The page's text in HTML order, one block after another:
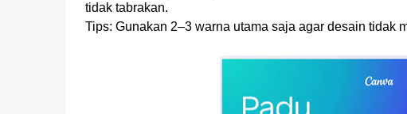
tidak tabrakan.
Tips: Gunakan 2–3 warna utama saja agar desain tidak